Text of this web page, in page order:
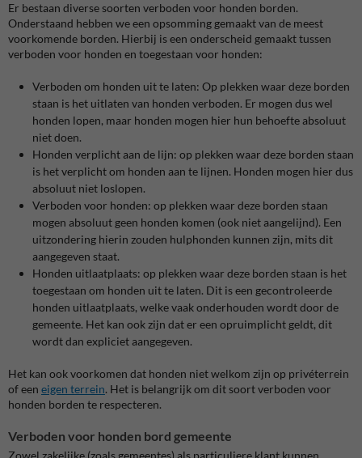
Er bestaan diverse soorten verboden voor honden borden.
Onderstaand hebben we een opsomming gemaakt van de meest
voorkomende borden. Hierbij is een onderscheid gemaakt tussen
verboden voor honden en toegestaan voor honden:
Verboden om honden uit te laten: Op plekken waar deze borden
staan is het uitlaten van honden verboden. Er mogen dus wel
honden lopen, maar honden mogen hier hun behoefte absoluut
niet doen.
Honden verplicht aan de lijn: op plekken waar deze borden staan
is het verplicht om honden aan te lijnen. Honden mogen hier dus
absoluut niet loslopen.
Verboden voor honden: op plekken waar deze borden staan
mogen absoluut geen honden komen (ook niet aangelijnd). Een
uitzondering hierin zouden hulphonden kunnen zijn, mits dit
aangegeven staat.
Honden uitlaatplaats: op plekken waar deze borden staan is het
toegestaan om honden uit te laten. Dit is een gecontroleerde
honden uitlaatplaats, welke vaak onderhouden wordt door de
gemeente. Het kan ook zijn dat er een opruimplicht geldt, dit
wordt dan expliciet aangegeven.
Het kan ook voorkomen dat honden niet welkom zijn op privéterrein
of een eigen terrein. Het is belangrijk om dit soort verboden voor
honden borden te respecteren.
Verboden voor honden bord gemeente